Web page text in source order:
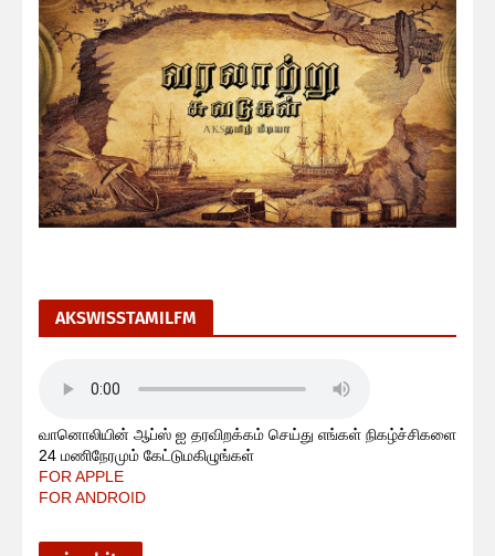
AKSWISSTAMILFM
வானொலியின் ஆப்ஸ் ஐ தரவிறக்கம் செய்து எங்கள் நிகழ்ச்சிகளை
24 மணிநேரமும் கேட்டுமகிழுங்கள்
FOR APPLE
FOR ANDROID